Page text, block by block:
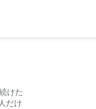
けた
だけ